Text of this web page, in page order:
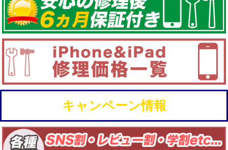
キャンペーン情報